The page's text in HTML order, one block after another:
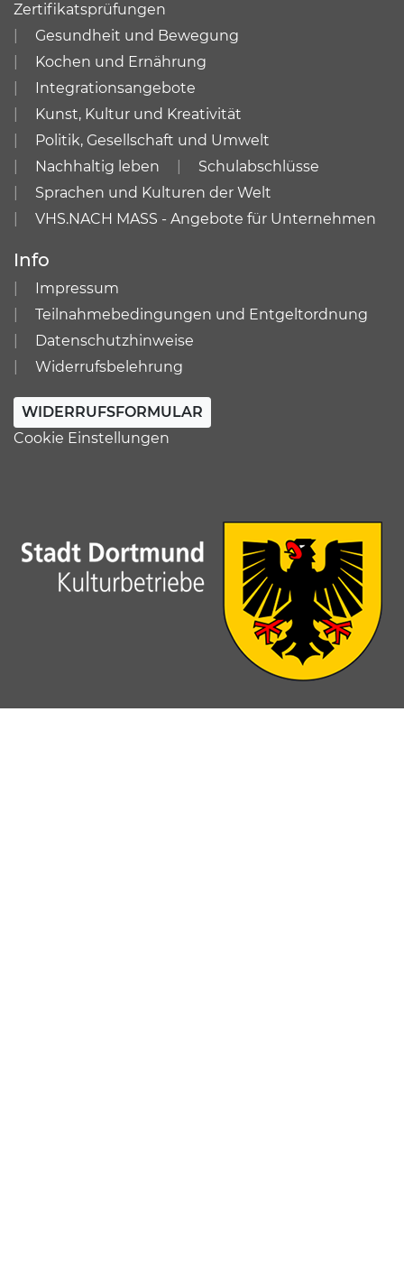
Zertifikatsprüfungen
Gesundheit und Bewegung
Kochen und Ernährung
Integrationsangebote
Kunst, Kultur und Kreativität
Politik, Gesellschaft und Umwelt
Nachhaltig leben
Schulabschlüsse
Sprachen und Kulturen der Welt
VHS.NACH MASS - Angebote für Unternehmen
Info
Impressum
Teilnahmebedingungen und Entgeltordnung
Datenschutzhinweise
Widerrufsbelehrung
WIDERRUFSFORMULAR
Cookie Einstellungen